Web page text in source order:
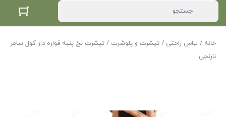
خانه / لباس راحتی / تیشرت و پلوشرت / تیشرت نخ پنبه قواره دار کول سامر
نارنجی